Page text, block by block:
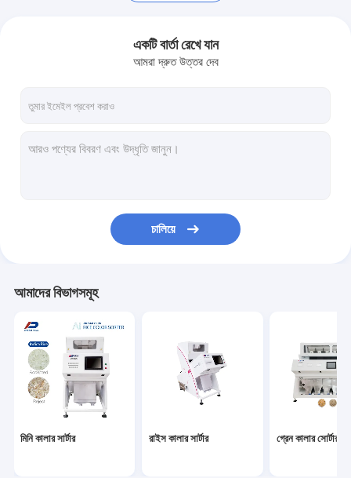
শিম রঙের সার্টার
প্লাস্টিক সাজানোর মেশিন
ওরে কালার সার্টার
গ্লাস সাজানোর মেশিন
একটি বার্তা রেখে যান
আমরা দ্রুত উত্তর দেব
চালিয়ে
আমাদের বিভাগসমূহ
মিনি কালার সার্টার রাইস কালার সার্টার গ্রেন কালার সোর্টার